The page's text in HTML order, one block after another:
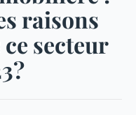
raisons
secteur